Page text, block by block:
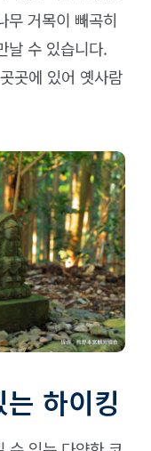
무 거목이 빼곡히
날 수 있습니다.
곳에 있어 옛사람
하이킹